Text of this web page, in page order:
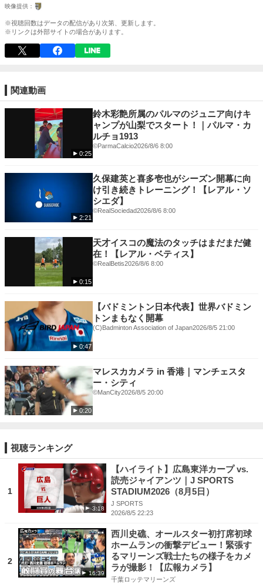
※視聴回数はデータの配信があり次第、更新します。
※リンクは外部サイトの場合があります。
関連動画
0:25
鈴木彩艶所属のパルマのジュニア向けキ
ャンプが山梨でスタート！｜パルマ・カ
ルチョ1913
©️ParmaCalcio2026/8/6 8:00
2:21
久保建英と喜多壱也がシーズン開幕に向
け引き続きトレーニング！【レアル・ソ
シエダ】
©RealSociedad2026/8/6 8:00
0:15
天才イスコの魔法のタッチはまだまだ健
在！【レアル・ベティス】
©RealBetis2026/8/6 8:00
0:47
【バドミントン日本代表】世界バドミン
トンまもなく開幕
(C)Badminton Association of Japan2026/8/5 21:00
0:20
マレスカカメラ in 香港｜マンチェスタ
ー・シティ
©ManCity2026/8/5 20:00
視聴ランキング
1
3:18
【ハイライト】広島東洋カープ vs.
読売ジャイアンツ｜J SPORTS
STADIUM2026（8月5日）
J SPORTS
2026/8/5 22:23
2
16:39
西川史礁、オールスター初打席初球
ホームランの衝撃デビュー！緊張す
るマリーンズ戦士たちの様子をカメ
ラが撮影！【広報カメラ】
千葉ロッテマリーンズ